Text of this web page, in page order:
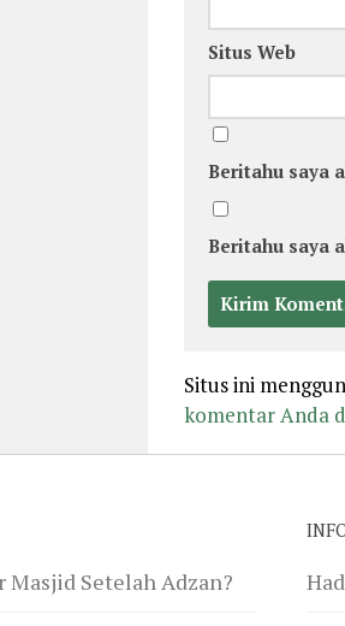
Situs Web
Beritahu saya
Beritahu saya
Situs ini
komentar Anda
Masjid Setelah Adzan?